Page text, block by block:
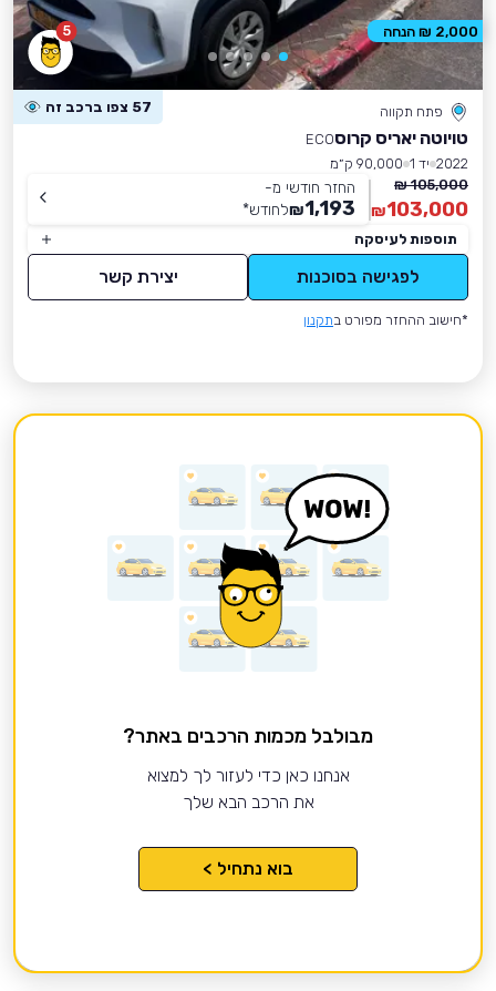
5
פתח תקווה 57 צפו ברכב זה
טויוטה יאריס קרוסECO
2022 יד 1
90,000 ק״מ
105,000 ₪
103,000
₪
החזר חודשי מ-
1,193
₪לחודש*
תוספות לעיסקה
לפגישה בסוכנות יצירת קשר
*חישוב ההחזר מפורט בתקנון
2,000 ₪ הנחה
מבולבל מכמות הרכבים באתר?
אנחנו כאן כדי לעזור לך למצוא
את הרכב הבא שלך
בוא נתחיל >